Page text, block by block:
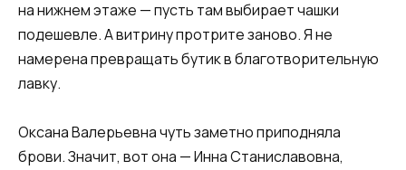
на нижнем этаже — пусть там выбирает чашки
подешевле. А витрину протрите заново. Я не
намерена превращать бутик в благотворительную
лавку.
Оксана Валерьевна чуть заметно приподняла
брови. Значит, вот она — Инна Станиславовна,